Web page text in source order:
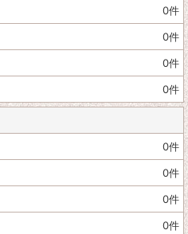
0件
0件
0件
0件
0件
0件
0件
0件